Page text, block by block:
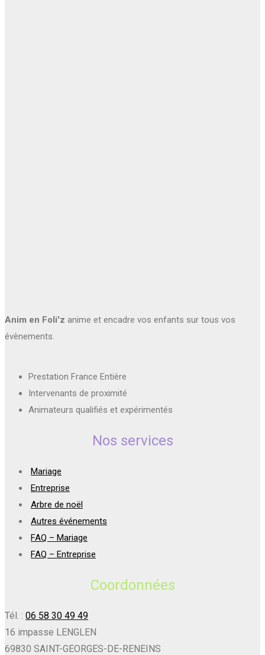
Anim en Foli'z anime et encadre vos enfants sur tous vos
évènements.
Prestation France Entière
Intervenants de proximité
Animateurs qualifiés et expérimentés
Nos services
Mariage
Entreprise
Arbre de noël
Autres événements
FAQ – Mariage
FAQ – Entreprise
Coordonnées
Tél. : 06 58 30 49 49
16 impasse LENGLEN
69830 SAINT-GEORGES-DE-RENEINS